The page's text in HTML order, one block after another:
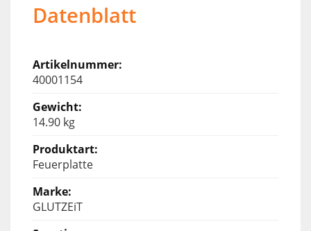
Datenblatt
40001154
14.90 kg
Feuerplatte
GLUTZEiT